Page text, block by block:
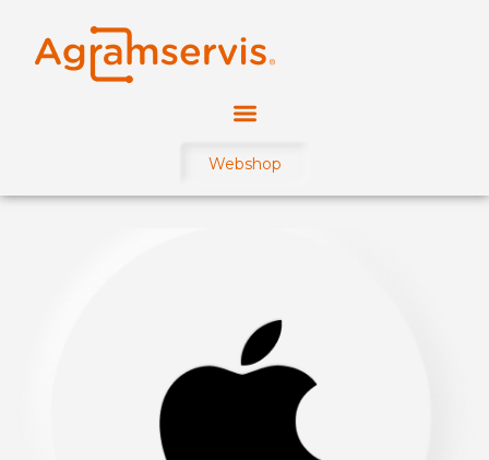
Webshop